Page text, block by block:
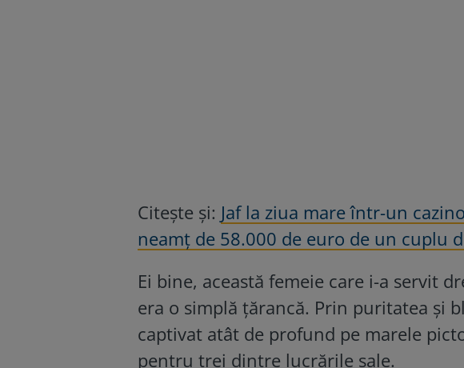
Citește și: Jaf la ziua mare într-un
neamț de 58.000 de euro de un cuplu
Ei bine, această femeie care i-a servit
era o simplă țărancă. Prin puritatea și
captivat atât de profund pe marele
pentru trei dintre lucrările sale.